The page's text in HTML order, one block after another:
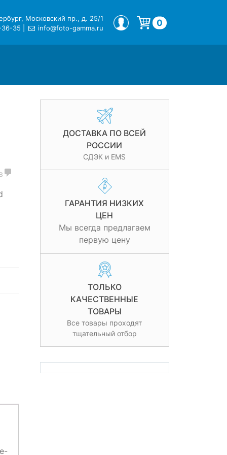
Московский пр., д. 25/1
36-35
info@foto-gamma.ru
МОЙ ПРОФИЛЬ 0
ДОСТАВКА ПО ВСЕЙ
РОССИИ
СДЭК и EMS
ГАРАНТИЯ НИЗКИХ
ЦЕН
Мы всегда предлагаем
первую цену
ТОЛЬКО
КАЧЕСТВЕННЫЕ
ТОВАРЫ
Все товары проходят
тщательный отбор